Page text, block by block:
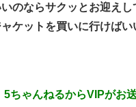
のならサクッとお迎えし
ケットを買いに行けばい
5ちゃんねるからVIPがお